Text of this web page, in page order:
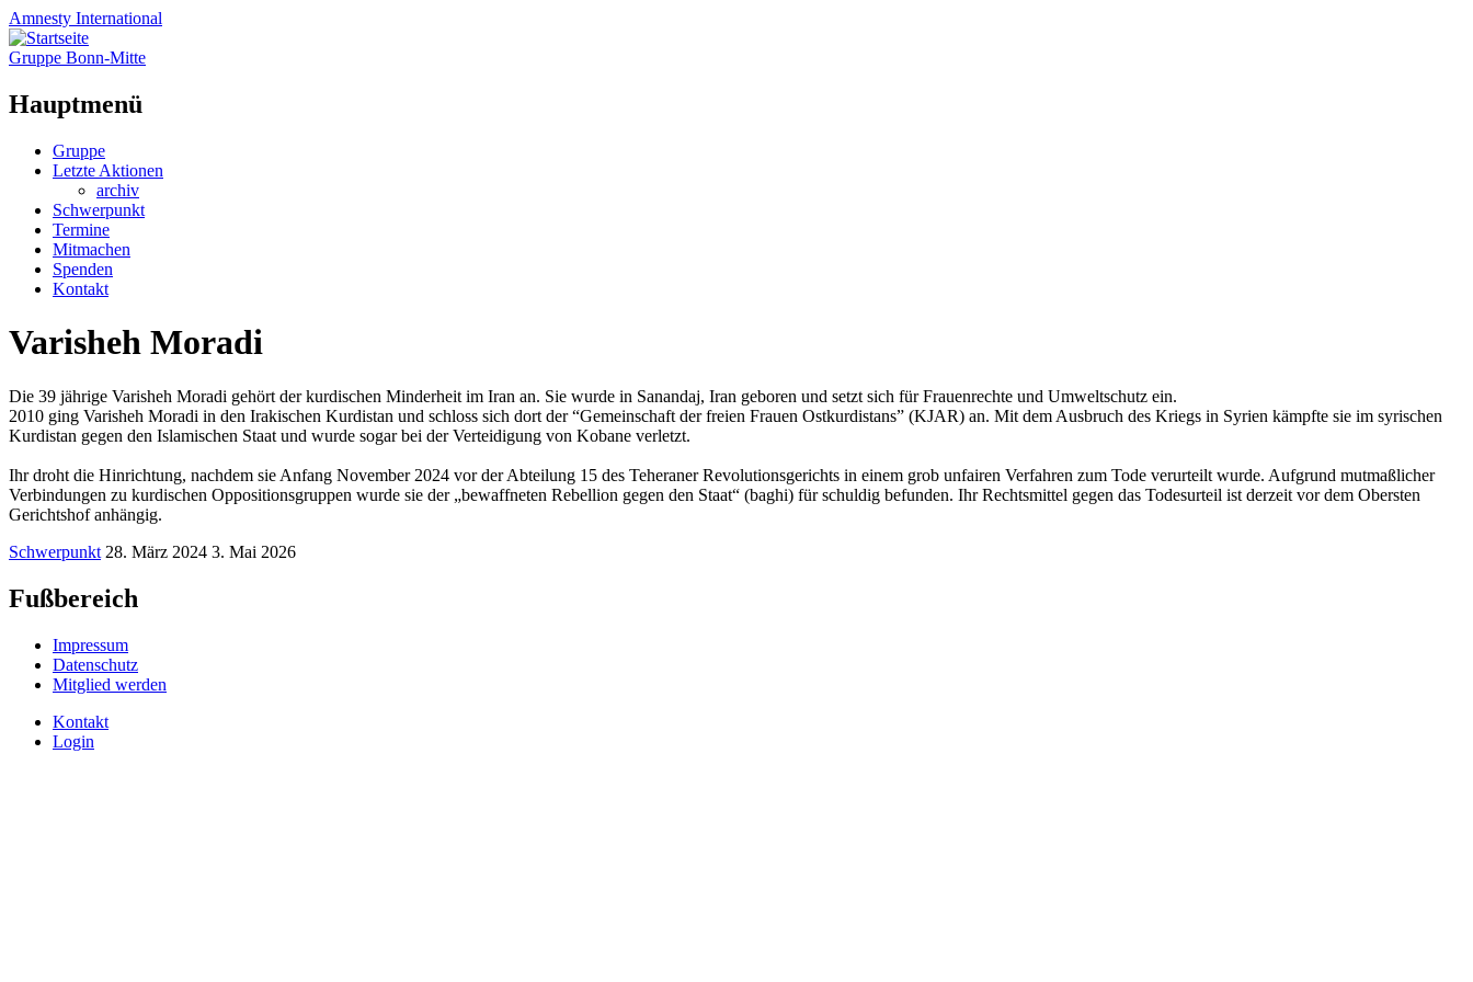
Amnesty International
Gruppe Bonn-Mitte
Hauptmenü
Zum
Inhalt
Gruppe
Letzte Aktionen
archiv
Schwerpunkt
Termine
Mitmachen
Spenden
Kontakt
Varisheh Moradi
Die 39 jährige Varisheh Moradi gehört der kurdischen Minderheit im Iran an. Sie wurde in Sanandaj, Iran geboren und setzt sich für Frauenrechte und Umweltschutz ein.
2010 ging Varisheh Moradi in den Irakischen Kurdistan und schloss sich dort der “Gemeinschaft der freien Frauen Ostkurdistans” (KJAR) an. Mit dem Ausbruch des Kriegs in Syrien kämpfte sie im syrischen
Kurdistan gegen den Islamischen Staat und wurde sogar bei der Verteidigung von Kobane verletzt.
Ihr droht die Hinrichtung, nachdem sie Anfang November 2024 vor der Abteilung 15 des Teheraner Revolutionsgerichts in einem grob unfairen Verfahren zum Tode verurteilt wurde. Aufgrund mutmaßlicher
Verbindungen zu kurdischen Oppositionsgruppen wurde sie der „bewaffneten Rebellion gegen den Staat“ (baghi) für schuldig befunden. Ihr Rechtsmittel gegen das Todesurteil ist derzeit vor dem Obersten
Gerichtshof anhängig.
Schwerpunkt 28. März 2024 3. Mai 2026
Fußbereich
Impressum
Datenschutz
Mitglied werden
Kontakt
Login